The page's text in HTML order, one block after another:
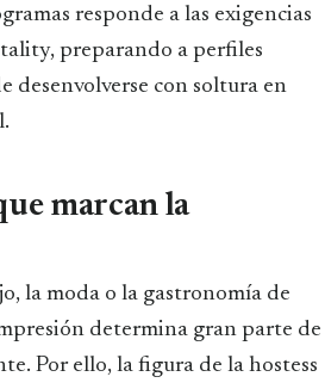
responde a las exigencias
preparando a perfiles
desenvolverse con soltura en
marcan la
la moda o la gastronomía de
determina gran parte de
Por ello, la figura de la hostess